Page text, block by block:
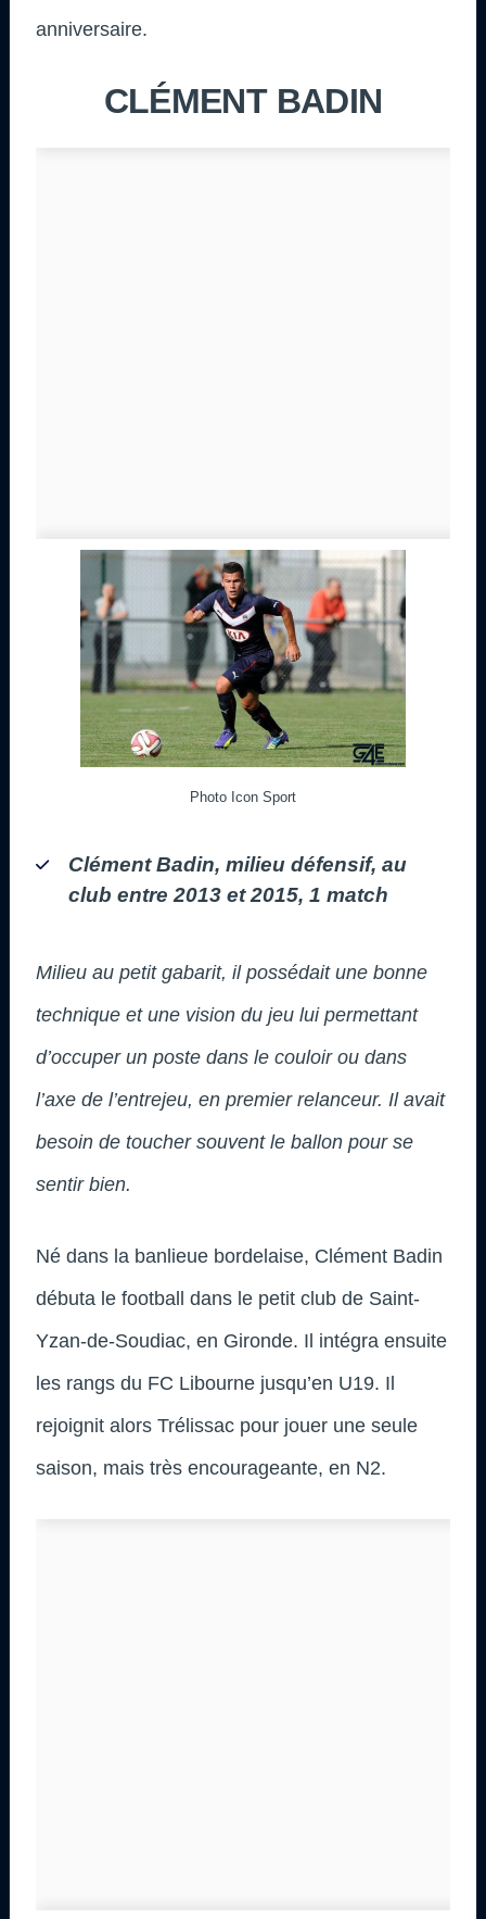
anniversaire.
CLÉMENT BADIN
Photo Icon Sport
Clément Badin, milieu défensif, au
club entre 2013 et 2015, 1 match
Milieu au petit gabarit, il possédait une bonne
technique et une vision du jeu lui permettant
d’occuper un poste dans le couloir ou dans
l’axe de l’entrejeu, en premier relanceur. Il avait
besoin de toucher souvent le ballon pour se
sentir bien.
Né dans la banlieue bordelaise, Clément Badin
débuta le football dans le petit club de Saint-
Yzan-de-Soudiac, en Gironde. Il intégra ensuite
les rangs du FC Libourne jusqu’en U19. Il
rejoignit alors Trélissac pour jouer une seule
saison, mais très encourageante, en N2.